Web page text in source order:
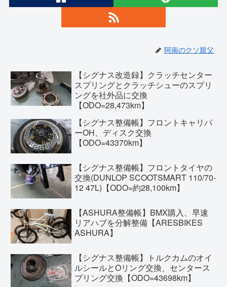
阿南のクソ親父
【シグナス改造録】クラッチセンター
スプリングとクラッチシューのスプリ
ングを社外品に交換
【ODO=28,473km】
【シグナス整備帳】フロントキャリパ
ーOH、ディスク交換
【ODO=43370km】
【シグナス整備帳】フロントタイヤの
交換(DUNLOP SCOOTSMART 110/70-
12 47L)【ODO=約28,100km】
【ASHURA整備帳】BMX購入、早速
リアハブを分解整備【ARESBIKES
ASHURA】
【シグナス整備帳】トルクカムのオイ
ルシールとOリング交換、センタース
プリング交換【ODO=43698km】